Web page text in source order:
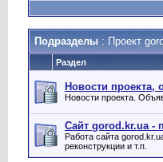
Подразделы : Проект
Раздел
Новости проекта,
Новости проекта.
Сайт gorod.kr.ua -
Работа сайта
реконструкции и т.п.